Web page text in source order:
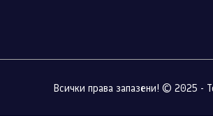
Всички права запазени! © 2025 -